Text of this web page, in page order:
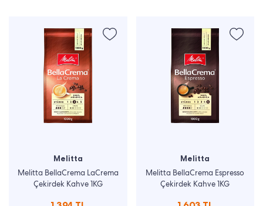
Melitta
Melitta BellaCrema LaCrema
Çekirdek Kahve 1KG
Melitta
Melitta BellaCrema Espresso
Çekirdek Kahve 1KG